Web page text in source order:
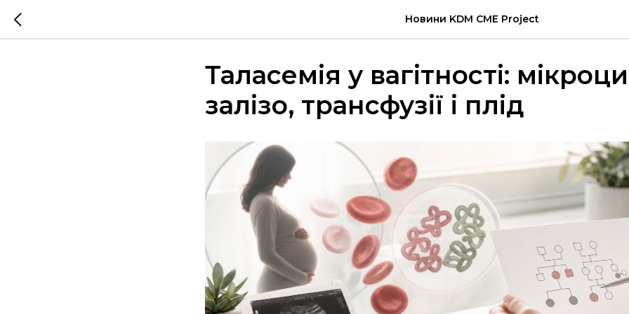
Новини KDM CME Project
Таласемія у вагітності:
залізо, трансфузії і плід